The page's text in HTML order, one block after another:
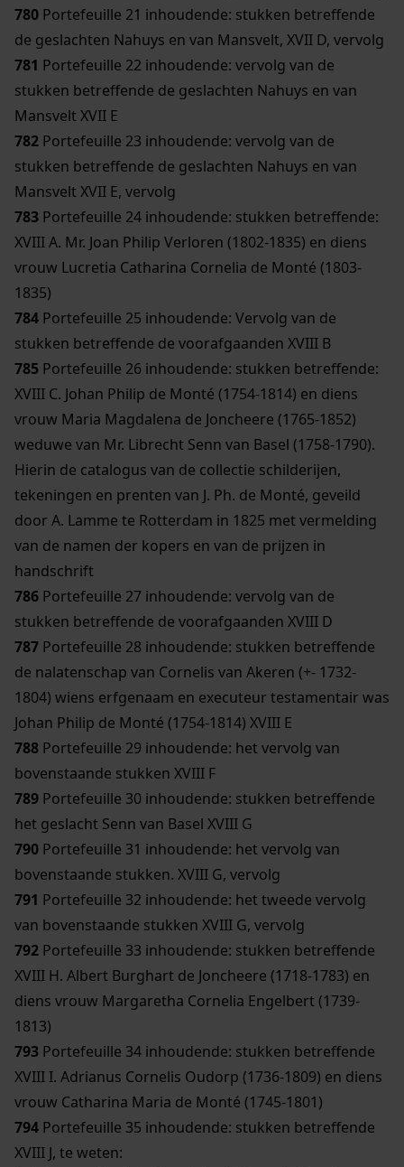
780 Portefeuille 21 inhoudende: stukken betreffende
de geslachten Nahuys en van Mansvelt, XVII D, vervolg
781 Portefeuille 22 inhoudende: vervolg van de
stukken betreffende de geslachten Nahuys en van
Mansvelt XVII E
782 Portefeuille 23 inhoudende: vervolg van de
stukken betreffende de geslachten Nahuys en van
Mansvelt XVII E, vervolg
783 Portefeuille 24 inhoudende: stukken betreffende:
XVIII A. Mr. Joan Philip Verloren (1802-1835) en diens
vrouw Lucretia Catharina Cornelia de Monté (1803-
1835)
784 Portefeuille 25 inhoudende: Vervolg van de
stukken betreffende de voorafgaanden XVIII B
785 Portefeuille 26 inhoudende: stukken betreffende:
XVIII C. Johan Philip de Monté (1754-1814) en diens
vrouw Maria Magdalena de Joncheere (1765-1852)
weduwe van Mr. Librecht Senn van Basel (1758-1790).
Hierin de catalogus van de collectie schilderijen,
tekeningen en prenten van J. Ph. de Monté, geveild
door A. Lamme te Rotterdam in 1825 met vermelding
van de namen der kopers en van de prijzen in
handschrift
786 Portefeuille 27 inhoudende: vervolg van de
stukken betreffende de voorafgaanden XVIII D
787 Portefeuille 28 inhoudende: stukken betreffende
de nalatenschap van Cornelis van Akeren (+- 1732-
1804) wiens erfgenaam en executeur testamentair was
Johan Philip de Monté (1754-1814) XVIII E
788 Portefeuille 29 inhoudende: het vervolg van
bovenstaande stukken XVIII F
789 Portefeuille 30 inhoudende: stukken betreffende
het geslacht Senn van Basel XVIII G
790 Portefeuille 31 inhoudende: het vervolg van
bovenstaande stukken. XVIII G, vervolg
791 Portefeuille 32 inhoudende: het tweede vervolg
van bovenstaande stukken XVIII G, vervolg
792 Portefeuille 33 inhoudende: stukken betreffende
XVIII H. Albert Burghart de Joncheere (1718-1783) en
diens vrouw Margaretha Cornelia Engelbert (1739-
1813)
793 Portefeuille 34 inhoudende: stukken betreffende
XVIII I. Adrianus Cornelis Oudorp (1736-1809) en diens
vrouw Catharina Maria de Monté (1745-1801)
794 Portefeuille 35 inhoudende: stukken betreffende
XVIII J, te weten: